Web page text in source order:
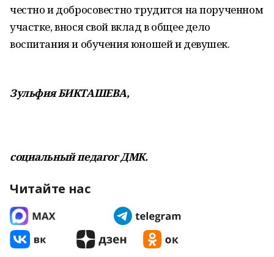
честно и добросовестно трудится на порученном
участке, внося свой вклад в общее дело
воспитания и обучения юношей и девушек.
Зульфия БИКТАШЕВА,
социальный педагог ДМК.
Читайте нас